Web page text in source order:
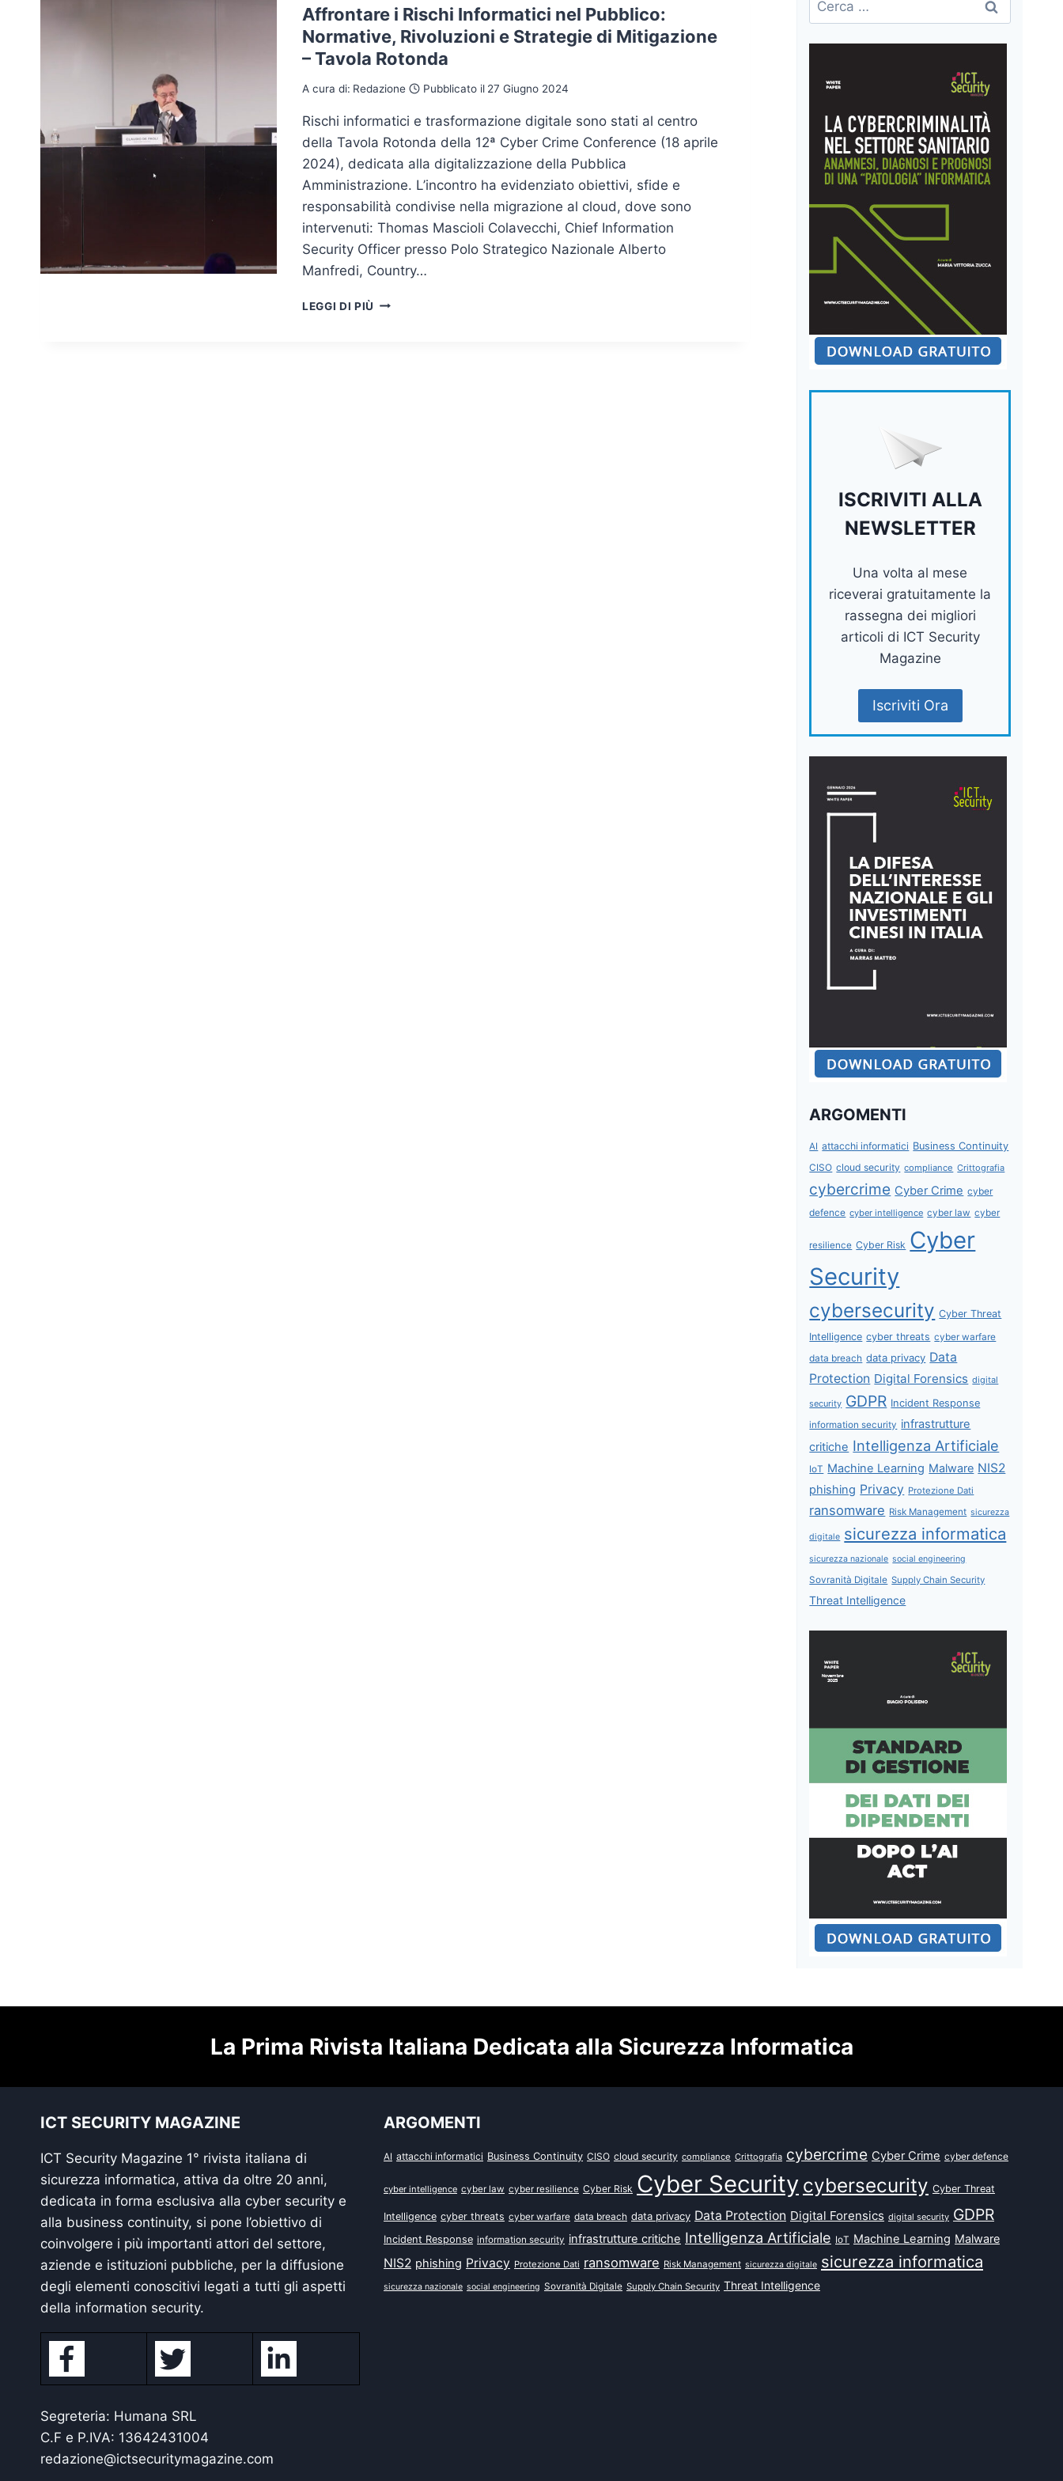
Affrontare i Rischi Informatici nel Pubblico:
Normative, Rivoluzioni e Strategie di Mitigazione
– Tavola Rotonda
A cura di: Redazione Pubblicato il 27 Giugno 2024
Rischi informatici e trasformazione digitale sono stati al centro
della Tavola Rotonda della 12ª Cyber Crime Conference (18 aprile
2024), dedicata alla digitalizzazione della Pubblica
Amministrazione. L’incontro ha evidenziato obiettivi, sfide e
responsabilità condivise nella migrazione al cloud, dove sono
intervenuti: Thomas Mascioli Colavecchi, Chief Information
Security Officer presso Polo Strategico Nazionale Alberto
Manfredi, Country…
LEGGI DI PIÙ AFFRONTARE
per:
ISCRIVITI ALLA
NEWSLETTER
Una volta al mese
riceverai gratuitamente la
rassegna dei migliori
articoli di ICT Security
Magazine
Iscriviti Ora
ARGOMENTI
AI attacchi informatici Business Continuity
CISO cloud security compliance Crittografia
cybercrime Cyber Crime cyber
defence cyber intelligence cyber law cyber
resilience Cyber Risk Cyber
Security
cybersecurity Cyber Threat
Intelligence cyber threats cyber warfare
data breach data privacy Data
Protection Digital Forensics digital
security GDPR Incident Response
information security infrastrutture
critiche Intelligenza Artificiale
IoT Machine Learning Malware NIS2
phishing Privacy Protezione Dati
ransomware Risk Management sicurezza
digitale sicurezza informatica
sicurezza nazionale social engineering
Sovranità Digitale Supply Chain Security
Threat Intelligence
La Prima Rivista Italiana Dedicata alla Sicurezza Informatica
ICT SECURITY MAGAZINE
ICT Security Magazine 1° rivista italiana di
sicurezza informatica, attiva da oltre 20 anni,
dedicata in forma esclusiva alla cyber security e
alla business continuity, si pone l’obiettivo di
coinvolgere i più importanti attori del settore,
aziende e istituzioni pubbliche, per la diffusione
degli elementi conoscitivi legati a tutti gli aspetti
della information security.
Segreteria: Humana SRL
C.F e P.IVA: 13642431004
redazione@ictsecuritymagazine.com
ARGOMENTI
AI attacchi informatici Business Continuity CISO cloud security compliance Crittografia cybercrime Cyber Crime cyber defence
cyber intelligence cyber law cyber resilience Cyber Risk Cyber Security cybersecurity Cyber Threat
Intelligence cyber threats cyber warfare data breach data privacy Data Protection Digital Forensics digital security GDPR
Incident Response information security infrastrutture critiche Intelligenza Artificiale IoT Machine Learning Malware
NIS2 phishing Privacy Protezione Dati ransomware Risk Management sicurezza digitale sicurezza informatica
sicurezza nazionale social engineering Sovranità Digitale Supply Chain Security Threat Intelligence